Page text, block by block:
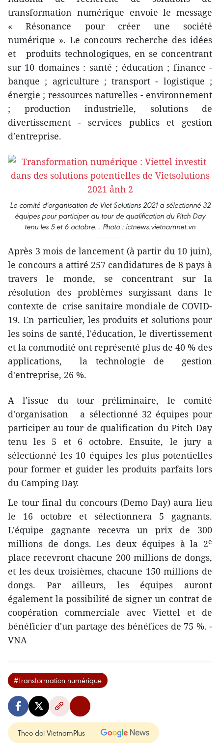
transformation numérique envoie le message
« Résonance pour créer une société
numérique ». Le concours recherche des idées
et produits technologiques, en se concentrant
sur 10 domaines : santé ; éducation ; finance -
banque ; agriculture ; transport - logistique ;
énergie ; ressources naturelles - environnement
; production industrielle, solutions de
divertissement - services publics et gestion
d'entreprise.
Le comité d'organisation de Viet Solutions 2021 a sélectionné 32
équipes pour participer au tour de qualification du Pitch Day
tenu les 5 et 6 octobre. . Photo : ictnews.vietnamnet.vn
Après 3 mois de lancement (à partir du 10 juin),
le concours a attiré 257 candidatures de 8 pays à
travers le monde, se concentrant sur la
résolution des problèmes surgissant dans le
contexte de crise sanitaire mondiale de COVID-
19. En particulier, les produits et solutions pour
les soins de santé, l'éducation, le divertissement
et la commodité ont représenté plus de 40 % des
applications, la technologie de gestion
d'entreprise, 26 %.
A l'issue du tour préliminaire, le comité
d'organisation a sélectionné 32 équipes pour
participer au tour de qualification du Pitch Day
tenu les 5 et 6 octobre. Ensuite, le jury a
sélectionné les 10 équipes les plus potentielles
pour former et guider les produits parfaits lors
du Camping Day.
Le tour final du concours (Demo Day) aura lieu
le 16 octobre et sélectionnera 5 gagnants.
L'équipe gagnante recevra un prix de 300
millions de dongs. Les deux équipes à la 2e
place recevront chacune 200 millions de dongs,
et les deux troisièmes, chacune 150 millions de
dongs. Par ailleurs, les équipes auront
également la possibilité de signer un contrat de
coopération commerciale avec Viettel et de
bénéficier d'un partage des bénéfices de 75 %. -
VNA
#Transformation numérique
Theo dõi VietnamPlus